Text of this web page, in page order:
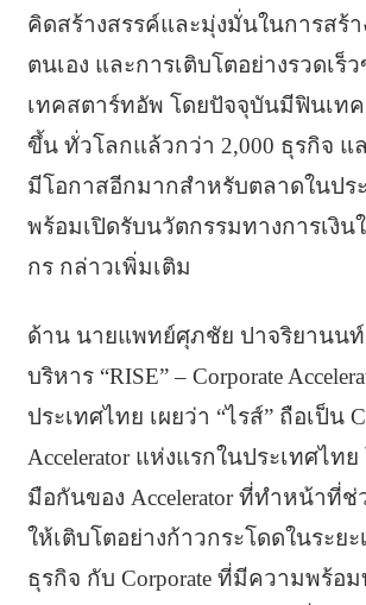
คิดสร้างสรรค์และมุ่งมั่นในการสร้า
ตนเอง และการเติบโตอย่างรวดเร็
เทคสตาร์ทอัพ โดยปัจจุบันมีฟินเท
ขึ้น ทั่วโลกแล้วกว่า 2,000 ธุรกิจ แ
มีโอกาสอีกมากสำหรับตลาดในปร
พร้อมเปิดรับนวัตกรรมทางการเงิน
กร กล่าวเพิ่มเติม
ด้าน นายแพทย์ศุภชัย ปาจริยานนท์
บริหาร “RISE” – Corporate
ประเทศไทย เผยว่า “ไรส์” ถือเป็น
Accelerator แห่งแรกในประเทศไท
มือกันของ Accelerator ที่ทำหน้าที่
ให้เติบโตอย่างก้าวกระโดดในระย
ธุรกิจ กับ Corporate ที่มีความพร้อ